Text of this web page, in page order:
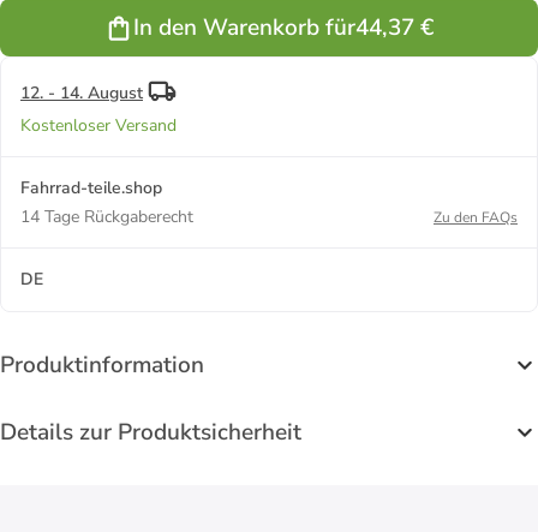
In den Warenkorb für44,37 €
12. - 14. August
Kostenloser Versand
Fahrrad-teile.shop
14 Tage Rückgaberecht
Zu den FAQs
DE
Produktinformation
Details zur Produktsicherheit